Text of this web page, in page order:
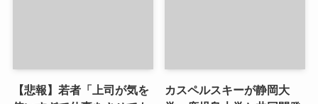
【悲報】若者「上司が気を
カスペルスキーが静岡大